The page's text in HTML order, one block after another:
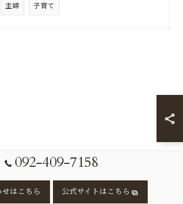
主婦 子育て
092-409-7158
はこちら 公式サイトはこちら